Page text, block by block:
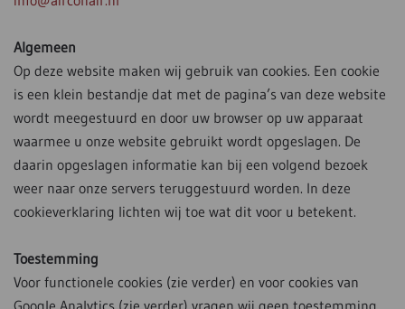
Algemeen
Op deze website maken wij gebruik van cookies. Een cookie
is een klein bestandje dat met de pagina’s van deze website
wordt meegestuurd en door uw browser op uw apparaat
waarmee u onze website gebruikt wordt opgeslagen. De
daarin opgeslagen informatie kan bij een volgend bezoek
weer naar onze servers teruggestuurd worden. In deze
cookieverklaring lichten wij toe wat dit voor u betekent.
Toestemming
Voor functionele cookies (zie verder) en voor cookies van
Google Analytics (zie verder) vragen wij geen toestemming.